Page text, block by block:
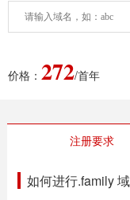
价格： 272/首年
注册要求
如何进行.family